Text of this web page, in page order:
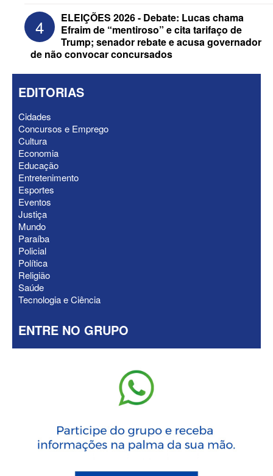
ELEIÇÕES 2026 - Após convenções,
confira candidatos ao Governo e ao
Senado da Paraíba
4
ELEIÇÕES 2026 - Debate: Lucas chama
Efraim de “mentiroso” e cita tarifaço de
Trump; senador rebate e acusa governador
de não convocar concursados
EDITORIAS
Cidades
Concursos e Emprego
Cultura
Economia
Educação
Entretenimento
Esportes
Eventos
Justiça
Mundo
Paraíba
Policial
Política
Religião
Saúde
Tecnologia e Ciência
ENTRE NO GRUPO